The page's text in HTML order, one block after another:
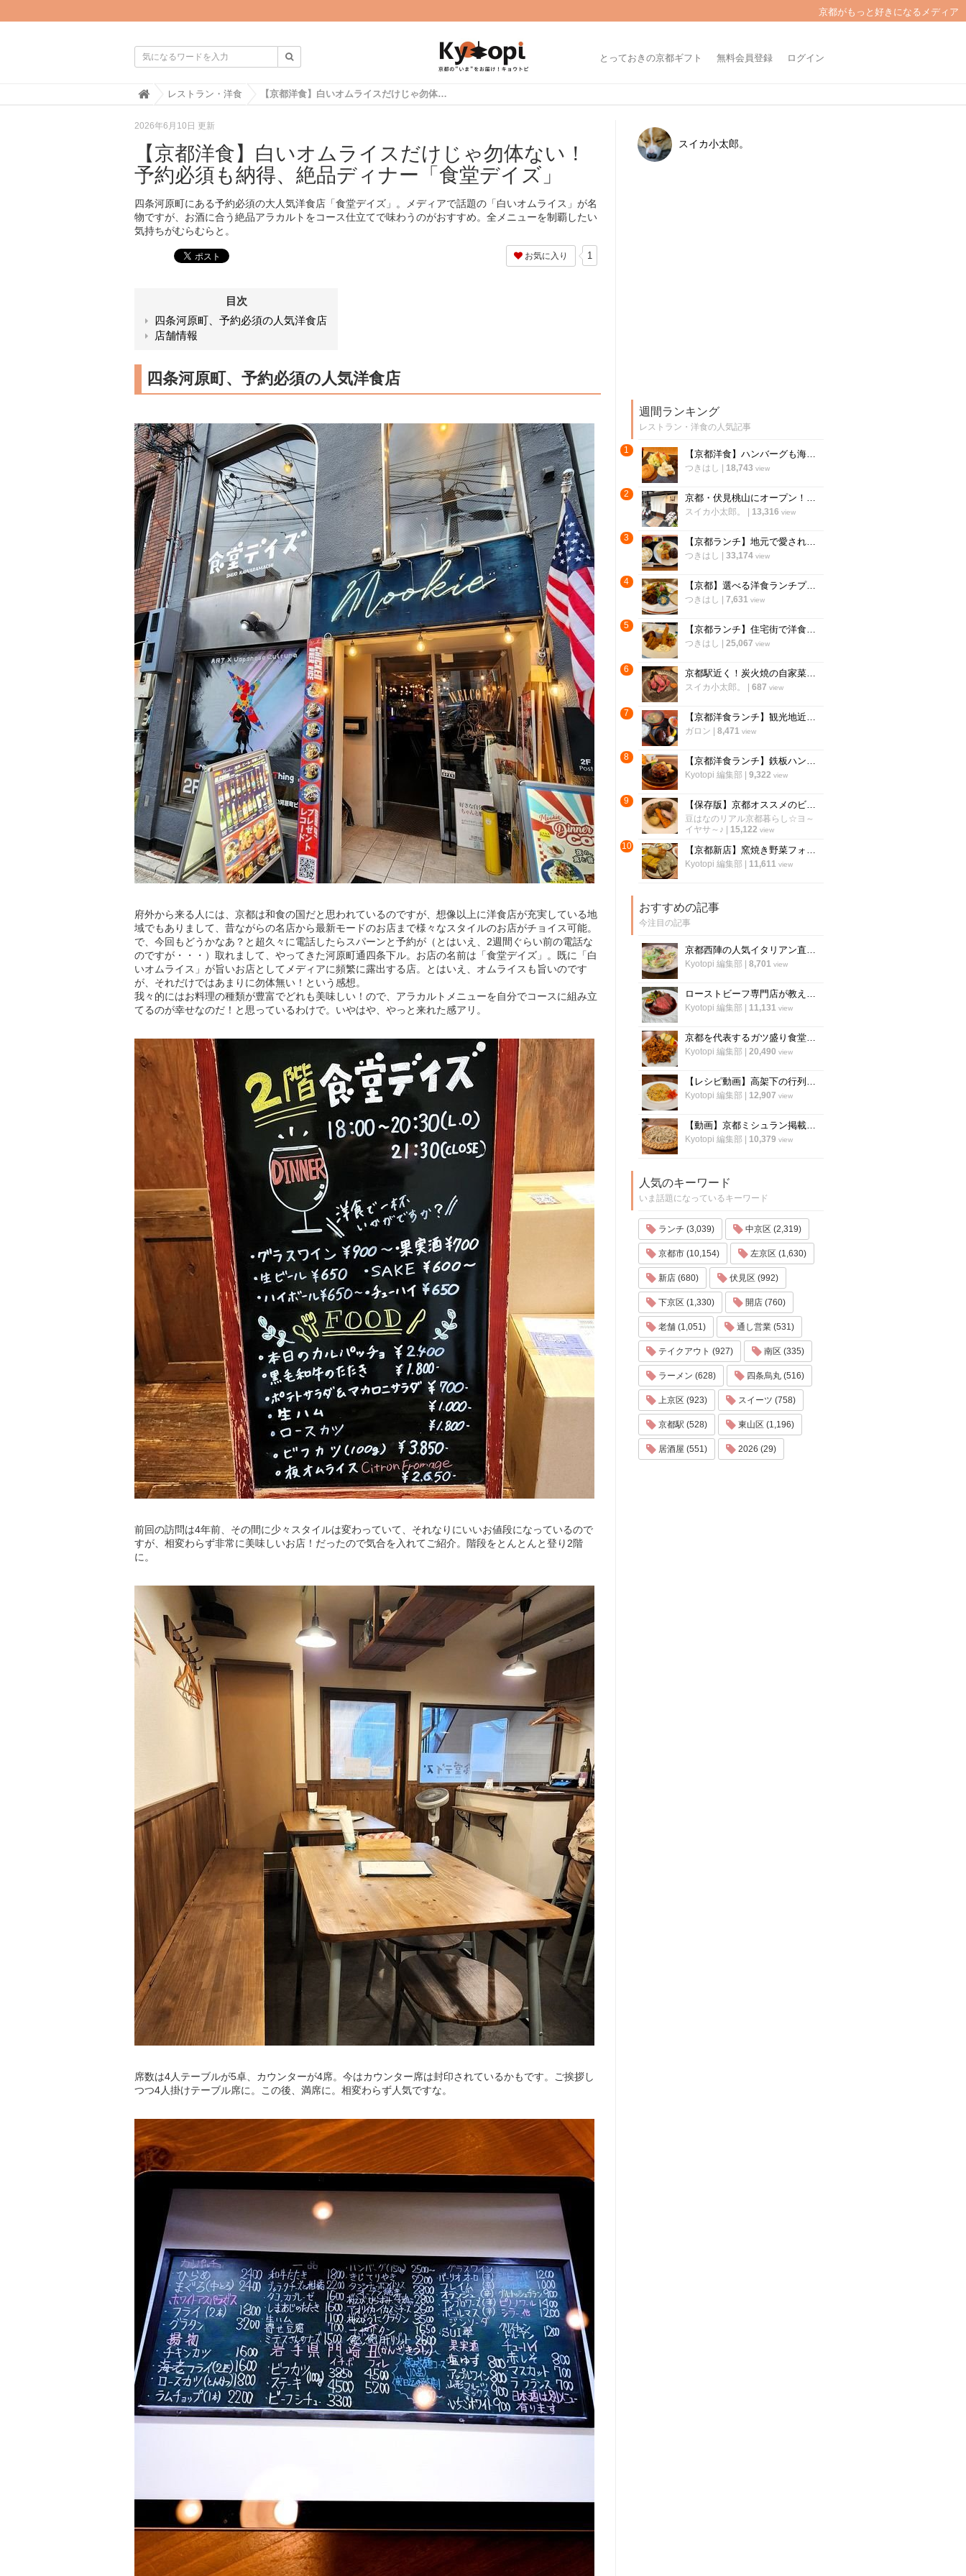
京都がもっと好きになるメディア
とっておきの京都ギフト 無料会員登録 ログイン
H
e
レストラン・洋食 【京都洋食】白いオムライスだけじゃ勿体ない！予約必須も納得、絶品ディナー「食堂デイズ」
2026年6月10日 更新
【京都洋食】白いオムライスだけじゃ勿体ない！
予約必須も納得、絶品ディナー「食堂デイズ」
四条河原町にある予約必須の大人気洋食店「食堂デイズ」。メディアで話題の「白いオムライス」が名
物ですが、お酒に合う絶品アラカルトをコース仕立てで味わうのがおすすめ。全メニューを制覇したい
気持ちがむらむらと。
お気に入り 1
目次
四条河原町、予約必須の人気洋食店
店舗情報
四条河原町、予約必須の人気洋食店
府外から来る人には、京都は和食の国だと思われているのですが、想像以上に洋食店が充実している地
域でもありまして、昔ながらの名店から最新モードのお店まで様々なスタイルのお店がチョイス可能。
で、今回もどうかなあ？と超久々に電話したらスパーンと予約が（とはいえ、2週間ぐらい前の電話な
のですが・・・）取れまして、やってきた河原町通四条下ル。お店の名前は「食堂デイズ」。既に「白
いオムライス」が旨いお店としてメディアに頻繁に露出する店。とはいえ、オムライスも旨いのです
が、それだけではあまりに勿体無い！という感想。
我々的にはお料理の種類が豊富でどれも美味しい！ので、アラカルトメニューを自分でコースに組み立
てるのが幸せなのだ！と思っているわけで。いやはや、やっと来れた感アリ。
前回の訪問は4年前、その間に少々スタイルは変わっていて、それなりにいいお値段になっているので
すが、相変わらず非常に美味しいお店！だったので気合を入れてご紹介。階段をとんとんと登り2階
に。
席数は4人テーブルが5卓、カウンターが4席。今はカウンター席は封印されているかもです。ご挨拶し
つつ4人掛けテーブル席に。この後、満席に。相変わらず人気ですな。
スイカ小太郎。
週間ランキング
レストラン・洋食の人気記事
1 【京都洋食】ハンバーグも海老フライも！選べるランチが人気の知る人ぞ知る実力店「食らう」
つきはし 18,743 view
2 京都・伏見桃山にオープン！うまい自家製パンも楽しめるビストロ「アルケミスト」
スイカ小太郎。 13,316 view
3 【京都ランチ】地元で愛される老舗洋食店！手作りの味をリーズナブルに「舟形」
つきはし 33,174 view
4 【京都】選べる洋食ランチプレートが人気！ご近所で愛される洋食バル「スロウフロウ」
つきはし 7,631 view
5 【京都ランチ】住宅街で洋食の新店を発見！満足度の高いプレートが評判「洋食堂nook」
つきはし 25,067 view
6 京都駅近く！炭火焼の自家菜園野菜や和牛が楽しめる人気店！朝食も評判「炭棲堂」
スイカ小太郎。 687 view
7 【京都洋食ランチ】観光地近くに佇む町の名店 ボリューミーな定食が評判！七条東山「里」
ガロン 8,471 view
8 【京都洋食ランチ】鉄板ハンバーグ健在！東山二条の人気店「イノツチ」が向かいに移転！
Kyotopi 編集部 9,322 view
9 【保存版】京都オススメのビストロ！ランチは行列必至店から予約必須店まで【厳選6店】
豆はなのリアル京都暮らし☆ヨ～
イヤサ～♪
15,122 view
10 【京都新店】窯焼き野菜フォカッチャが600円で食べ放題！五十棲系の新店が烏丸に
Kyotopi 編集部 11,611 view
おすすめの記事
今注目の記事
京都西陣の人気イタリアン直伝「アンチョビのオイルパスタ」の作り方
Kyotopi 編集部 8,701 view
ローストビーフ専門店が教える、ローストビーフの作り方のすべて「ローストビーフの店 watanabe」
Kyotopi 編集部 11,131 view
京都を代表するガツ盛り食堂「ハイライト」の名物メニュー”唐揚げ”の作り方
Kyotopi 編集部 20,490 view
【レシピ動画】高架下の行列ラーメン店「大中」にプロのチャーハンを教わる！
Kyotopi 編集部 12,907 view
【動画】京都ミシュラン掲載蕎麦店『花もも』店主が蕎麦を打つすべて
Kyotopi 編集部 10,379 view
人気のキーワード
いま話題になっているキーワード
ランチ (3,039) 中京区 (2,319)
京都市 (10,154) 左京区 (1,630)
新店 (680) 伏見区 (992)
下京区 (1,330) 開店 (760)
老舗 (1,051) 通し営業 (531)
テイクアウト (927) 南区 (335)
ラーメン (628) 四条烏丸 (516)
上京区 (923) スイーツ (758)
京都駅 (528) 東山区 (1,196)
居酒屋 (551) 2026 (29)